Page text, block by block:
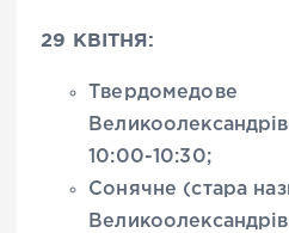
29 КВІТНЯ:
Твердомедове
10:00-10:30;
Сонячне (стара